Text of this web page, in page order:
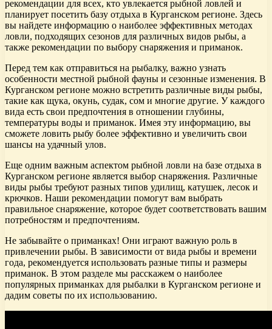
рекомендации для всех, кто увлекается рыбной ловлей и
планирует посетить базу отдыха в Курганском регионе. Здесь
вы найдете информацию о наиболее эффективных методах
ловли, подходящих сезонов для различных видов рыбы, а
также рекомендации по выбору снаряжения и приманок.
Перед тем как отправиться на рыбалку, важно узнать
особенности местной рыбной фауны и сезонные изменения. В
Курганском регионе можно встретить различные виды рыбы,
такие как щука, окунь, судак, сом и многие другие. У каждого
вида есть свои предпочтения в отношении глубины,
температуры воды и приманок. Имея эту информацию, вы
сможете ловить рыбу более эффективно и увеличить свои
шансы на удачный улов.
Еще одним важным аспектом рыбной ловли на базе отдыха в
Курганском регионе является выбор снаряжения. Различные
виды рыбы требуют разных типов удилищ, катушек, лесок и
крючков. Наши рекомендации помогут вам выбрать
правильное снаряжение, которое будет соответствовать вашим
потребностям и предпочтениям.
Не забывайте о приманках! Они играют важную роль в
привлечении рыбы. В зависимости от вида рыбы и времени
года, рекомендуется использовать разные типы и размеры
приманок. В этом разделе мы расскажем о наиболее
популярных приманках для рыбалки в Курганском регионе и
дадим советы по их использованию.